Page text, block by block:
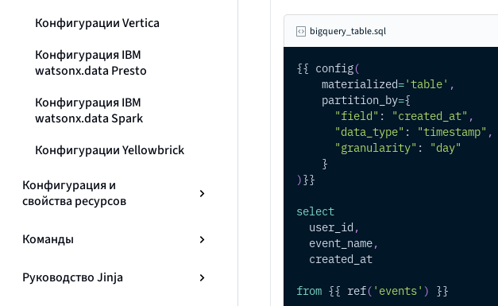
Конфигурации Vertica
Конфигурация IBM
watsonx.data Presto
Конфигурация IBM
watsonx.data Spark
Конфигурации Yellowbrick
Конфигурация и
свойства ресурсов
Команды
Руководство Jinja
bigquery_table.sql
{{ config(
    materialized
='table' ,
    partition_by
={
"field" : "created_at" ,
"data_type" : "timestamp" ,
"granularity" : "day"
    }
)}}
select
  user_id
,
  event_name
,
  created_at
from {{ ref( 'events' ) }}